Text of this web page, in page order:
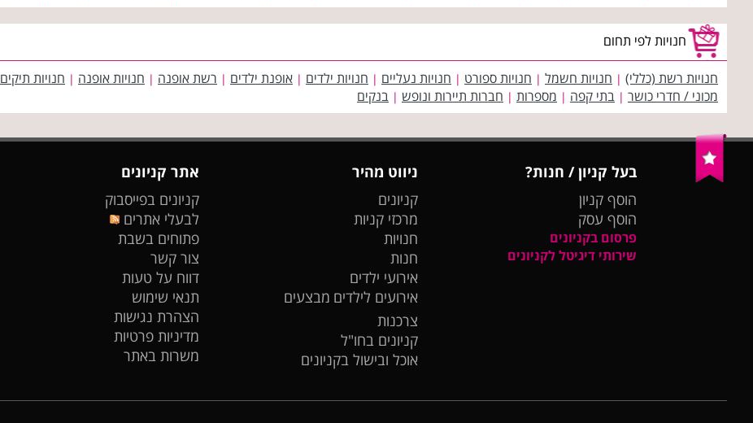
חנויות לפי תחום
חנויות רשת (כללי) | חנויות חשמל | חנויות ספורט | חנויות נעליים | חנויות ילדים | אופנת ילדים | רשת אופנה | חנויות אופנה | חנויות תיקים
מכוני / חדרי כושר | בתי קפה | מספרות | חברות תיירות ונופש | בנקים
בעל קניון / חנות?
הוסף קניון
הוסף עסק
פרסום בקניונים
שירותי דיגיטל לקניונים
ניווט מהיר
קניונים
מרכזי קניות
חנויות
חנות
אירועי ילדים
אירועים לילדים מבצעים
צרכנות
קניונים בחו"ל
אוכל ובישול בקניונים
אתר קניונים
קניונים בפייסבוק
לבעלי אתרים
פתוחים בשבת
צור קשר
דווח על טעות
תנאי שימוש
הצהרת נגישות
מדיניות פרטיות
משרות באתר